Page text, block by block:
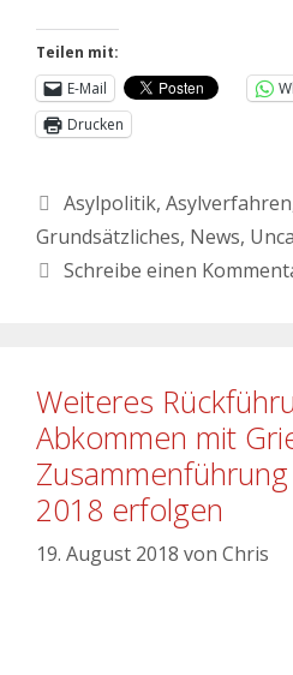
Teilen mit:
E-Mail
Drucken
Asylpolitik, Asylverfahren
Grundsätzliches, News,
Schreibe einen
Weiteres
Abkommen mit
2018 erfolgen
19. August 2018 von Chris